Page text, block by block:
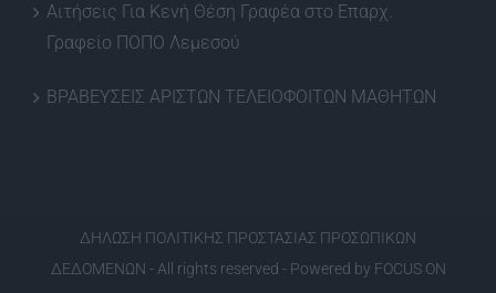
Αιτήσεις Για Κενή Θέση Γραφέα στο Επαρχ.
Γραφείο ΠΟΠΟ Λεμεσού
ΒΡΑΒΕΥΣΕΙΣ ΑΡΙΣΤΩΝ ΤΕΛΕΙΟΦΟΙΤΩΝ ΜΑΘΗΤΩΝ
ΔΗΛΩΣΗ ΠΟΛΙΤΙΚΗΣ ΠΡΟΣΤΑΣΙΑΣ ΠΡΟΣΩΠΙΚΩΝ
ΔΕΔΟΜΕΝΩΝ - All rights reserved - Powered by FOCUS ON